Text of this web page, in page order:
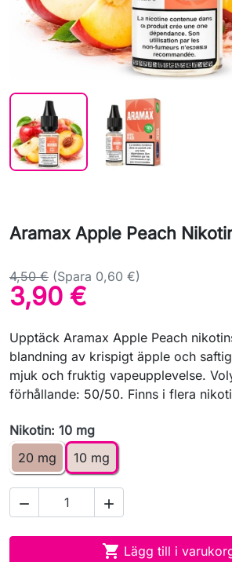
Aramax Apple Peach
4,50 € (Spara 0,60 €)
3,90 €
Upptäck Aramax Apple Peach
blandning av krispigt äpple och
mjuk och fruktig vapeupplevelse.
förhållande: 50/50. Finns i flera
Nikotin: 10 mg
20 mg
10 mg
 
 Lägg till i